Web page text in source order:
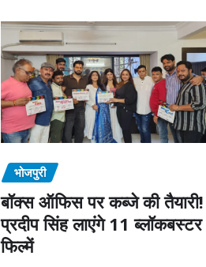
भोजपुरी
बॉक्स ऑफिस पर कब्जे की तैयारी!
प्रदीप सिंह लाएंगे 11 ब्लॉकबस्टर
फिल्में